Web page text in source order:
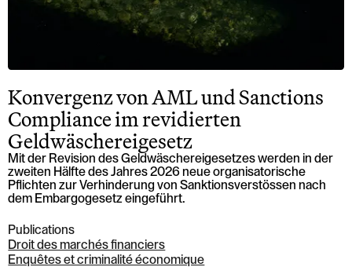
Konvergenz von AML und Sanctions
Compliance im revidierten
Geldwäschereigesetz
Mit der Revision des Geldwäschereigesetzes werden in der
zweiten Hälfte des Jahres 2026 neue organisatorische
Pflichten zur Verhinderung von Sanktionsverstössen nach
dem Embargogesetz eingeführt.
Publications
Droit des marchés financiers
Enquêtes et criminalité économique